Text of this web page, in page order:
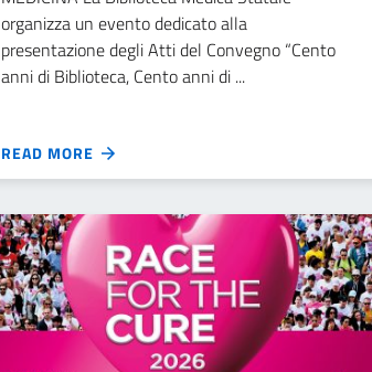
organizza un evento dedicato alla
presentazione degli Atti del Convegno “Cento
anni di Biblioteca, Cento anni di ...
READ MORE